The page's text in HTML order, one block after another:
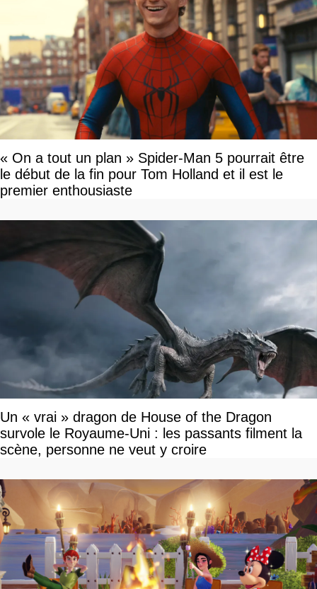
« On a tout un plan » Spider-Man 5 pourrait être
le début de la fin pour Tom Holland et il est le
premier enthousiaste
Un « vrai » dragon de House of the Dragon
survole le Royaume-Uni : les passants filment la
scène, personne ne veut y croire